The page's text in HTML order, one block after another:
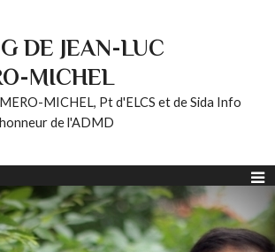
DE JEAN-LUC
MICHEL
MICHEL, Pt d'ELCS et de Sida Info
de l'ADMD